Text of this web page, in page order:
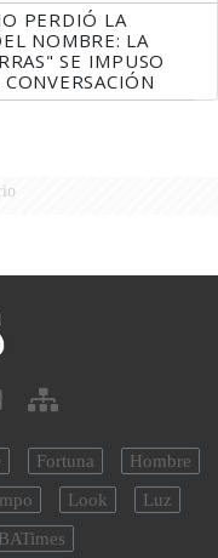
PERDIÓ LA
NOMBRE: LA
SE IMPUSO
Fortuna
Hombre
Look
Luz
BATimes